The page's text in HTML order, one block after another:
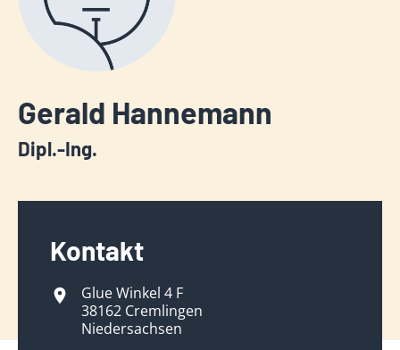
Gerald Hannemann
Dipl.-Ing.
Kontakt
Glue Winkel 4 F
38162 Cremlingen
Niedersachsen